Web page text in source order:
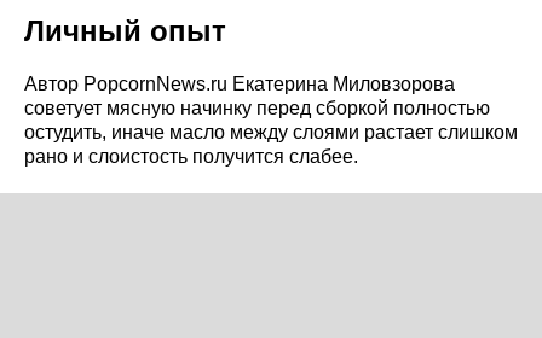
Личный опыт
Автор PopcornNews.ru Екатерина Миловзорова
советует мясную начинку перед сборкой полностью
остудить, иначе масло между слоями растает слишком
рано и слоистость получится слабее.